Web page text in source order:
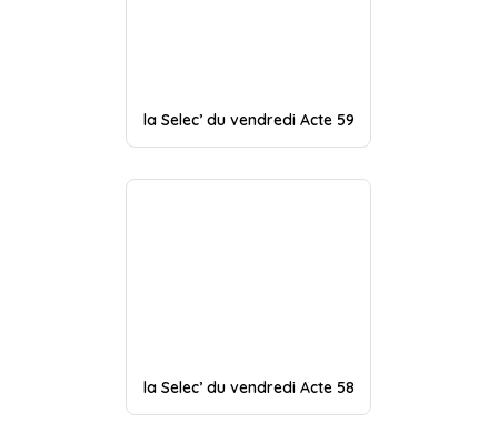
la Selec’ du vendredi Acte 59
la Selec’ du vendredi Acte 58